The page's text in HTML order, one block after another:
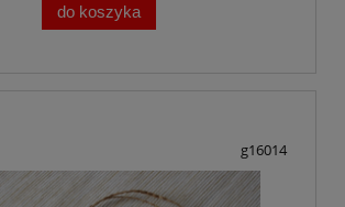
do koszyka
g16014